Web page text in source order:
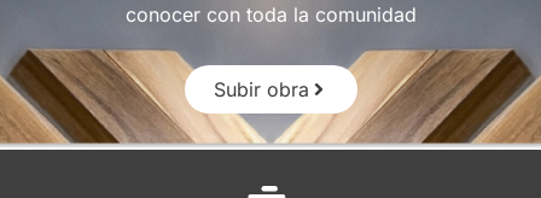
conocer con toda la comunidad
Subir obra